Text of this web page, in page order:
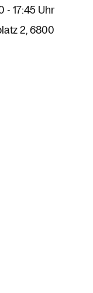
- 17:45 Uhr
2 6800